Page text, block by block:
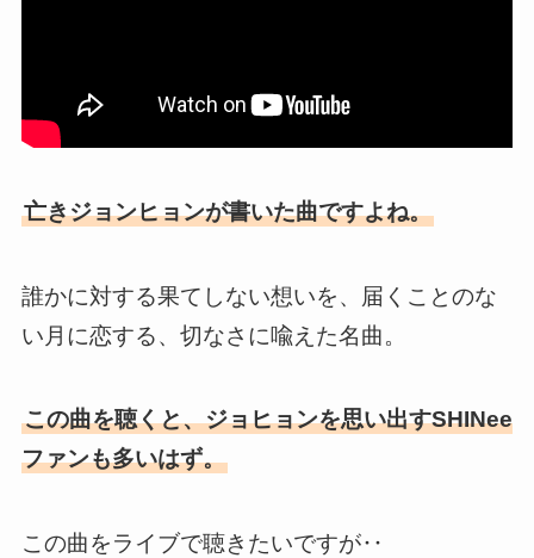
亡きジョンヒョンが書いた曲ですよね。
誰かに対する果てしない想いを、届くことのな
い月に恋する、切なさに喩えた名曲。
この曲を聴くと、ジョヒョンを思い出すSHINee
ファンも多いはず。
この曲をライブで聴きたいですが‥